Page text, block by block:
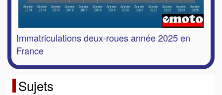
Immatriculations deux-roues année 2025 en
France
Sujets